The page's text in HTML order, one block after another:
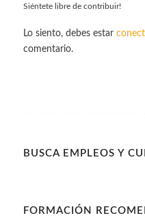
Siéntete libre de contribuir!
Lo siento, debes estar
comentario.
BUSCA EMPLEOS Y
FORMACIÓN